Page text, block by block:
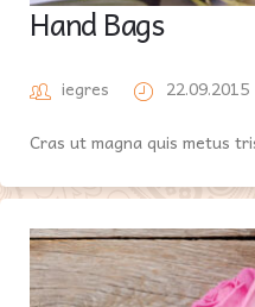
Hand Bags
iegres 22.09.2015
Cras ut magna quis metus